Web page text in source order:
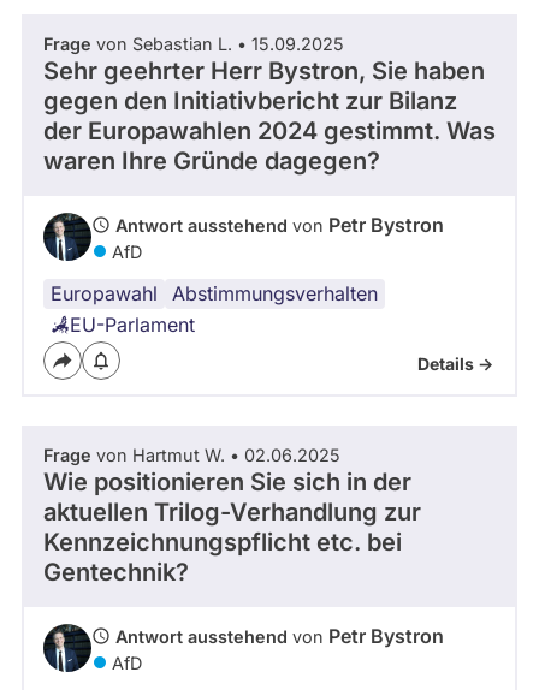
Kandidaturen
und
Mandaten
werden
nicht
berücksichtigt.
Thema
- Alle -
Frage von Sebastian L. • 15.09.2025
Sehr geehrter Herr Bystron, Sie haben
gegen den Initiativbericht zur Bilanz
der Europawahlen 2024 gestimmt. Was
waren Ihre Gründe dagegen?
Antwort ausstehend von Petr Bystron
AfD
Europawahl
Abstimmungsverhalten
EU-Parlament
Details ->
Frage von Hartmut W. • 02.06.2025
Wie positionieren Sie sich in der
aktuellen Trilog-Verhandlung zur
Kennzeichnungspflicht etc. bei
Gentechnik?
Antwort ausstehend von Petr Bystron
AfD